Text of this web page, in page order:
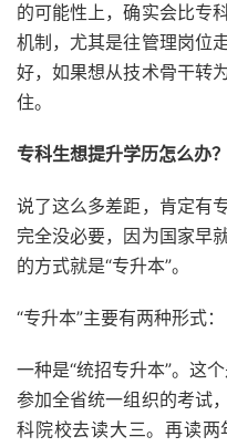
的可能性上，确实会比专
机制，尤其是往管理岗位
好，如果想从技术骨干转
住。
专科生想提升学历怎么办？
说了这么多差距，肯定有
完全没必要，因为国家早
的方式就是“专升本”。
“专升本”主要有两种形式：
一种是“统招专升本”。这
参加全省统一组织的考试
科院校去读大三。再读